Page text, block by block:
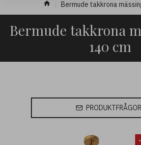
Bermude takkrona
Bermude takkrona
140 cm